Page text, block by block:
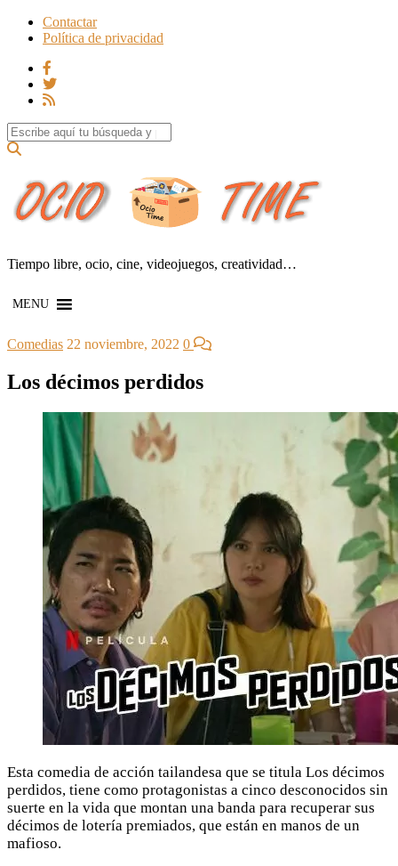
Contactar
Política de privacidad
Search for:
Tiempo libre, ocio, cine, videojuegos, creatividad…
MENU
Comedias 22 noviembre, 2022 0
Los décimos perdidos
Esta comedia de acción tailandesa que se titula Los décimos
perdidos, tiene como protagonistas a cinco desconocidos sin
suerte en la vida que montan una banda para recuperar sus
décimos de lotería premiados, que están en manos de un
mafioso.